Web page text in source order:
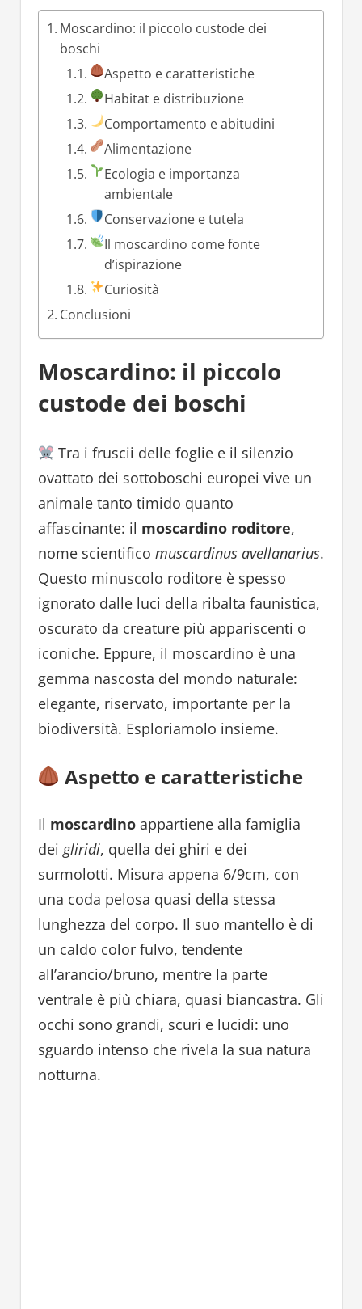
Moscardino: il piccolo custode dei
boschi
Aspetto e caratteristiche
Habitat e distribuzione
Comportamento e abitudini
Alimentazione
Ecologia e importanza
ambientale
Conservazione e tutela
Il moscardino come fonte
d’ispirazione
Curiosità
Conclusioni
Moscardino: il piccolo
custode dei boschi
Tra i fruscii delle foglie e il silenzio
ovattato dei sottoboschi europei vive un
animale tanto timido quanto
affascinante: il moscardino roditore,
nome scientifico muscardinus avellanarius.
Questo minuscolo roditore è spesso
ignorato dalle luci della ribalta faunistica,
oscurato da creature più appariscenti o
iconiche. Eppure, il moscardino è una
gemma nascosta del mondo naturale:
elegante, riservato, importante per la
biodiversità. Esploriamolo insieme.
Aspetto e caratteristiche
Il moscardinoappartiene alla famiglia
dei gliridi, quella dei ghiri e dei
surmolotti. Misura appena 6/9cm, con
una coda pelosa quasi della stessa
lunghezza del corpo. Il suo mantello è di
un caldo color fulvo, tendente
all’arancio/bruno, mentre la parte
ventrale è più chiara, quasi biancastra. Gli
occhi sono grandi, scuri e lucidi: uno
sguardo intenso che rivela la sua natura
notturna.